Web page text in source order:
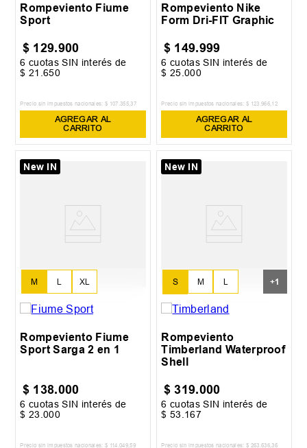
Rompeviento Fiume
Sport
$ 129.900
6 cuotas SIN interés de
$ 21 .650
Precio sin impuestos nacionales: $ 107 355,37
AGREGAR AL
CARRITO
Rompeviento Nike
Form Dri-FIT Graphic
$ 149.999
6 cuotas SIN interés de
$ 25 .000
Precio sin impuestos nacionales: $ 123 966, 12
AGREGAR AL
CARRITO
New IN
M L XL
Rompeviento Fiume
Sport Sarga 2 en 1
$ 138.000
6 cuotas SIN interés de
$ 23 .000
Precio sin impuestos nacionales: $ 114 049,59
New IN
S M L
XL
+1
Rompeviento
Timberland Waterproof
Shell
$ 319.000
6 cuotas SIN interés de
$ 53 167
Precio sin impuestos nacionales: $ 263 636,36